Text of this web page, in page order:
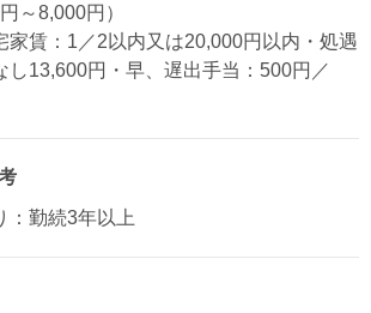
～8,000円）
家賃：1／2以内又は20,000円以内・処遇
し13,600円・早、遅出手当：500円／
勤続3年以上